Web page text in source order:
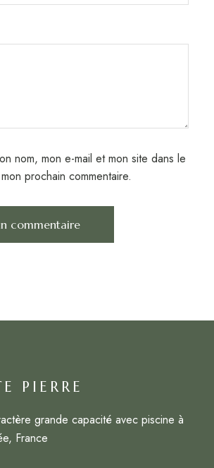
nom, mon e-mail et mon site dans le
prochain commentaire.
PIERRE
grande capacité avec piscine à
France